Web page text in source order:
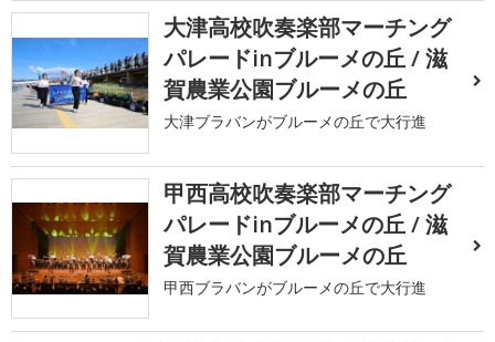
大津高校吹奏楽部マーチング
パレードinブルーメの丘 / 滋
賀農業公園ブルーメの丘
大津ブラバンがブルーメの丘で大行進
甲西高校吹奏楽部マーチング
パレードinブルーメの丘 / 滋
賀農業公園ブルーメの丘
甲西ブラバンがブルーメの丘で大行進